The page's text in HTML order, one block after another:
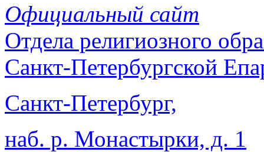
Официальный сайт
Отдела религиозного
Санкт-Петербургской
Санкт-Петербург,
наб. р. Монастырки, д. 1